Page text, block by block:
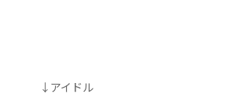
↓アイドル